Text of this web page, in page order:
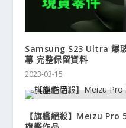
Samsung S23 Ultra 爆
幕 完整保留資料
2023-03-15
【旗艦絕殺】Meizu Pro